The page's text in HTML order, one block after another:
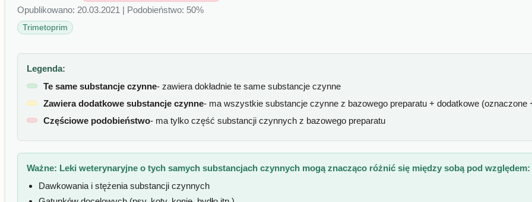
Opublikowano: 20.03.2021 | Podobieństwo: 50%
Trimetoprim
Legenda:
Te same substancje czynne- zawiera dokładnie te same substancje czynne
Zawiera dodatkowe substancje czynne- ma wszystkie substancje czynne z bazowego preparatu + dodatkowe (oznaczone
Częściowe podobieństwo- ma tylko część substancji czynnych z bazowego preparatu
Ważne: Leki weterynaryjne o tych samych substancjach czynnych mogą znacząco różnić się między sobą pod względem:
Dawkowania i stężenia substancji czynnych